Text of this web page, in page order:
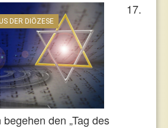
DER DIÖZESE
17.
den „Tag des